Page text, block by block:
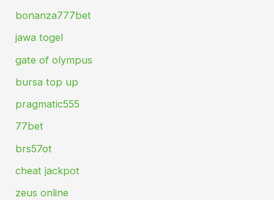
bonanza777bet
jawa togel
gate of olympus
bursa top up
pragmatic555
77bet
brs57ot
cheat jackpot
zeus online